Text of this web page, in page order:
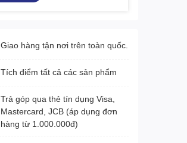
Giao hàng tận nơi trên toàn quốc.
Tích điểm tất cả các sản phẩm
Trả góp qua thẻ tín dụng Visa,
Mastercard, JCB (áp dụng đơn
hàng từ 1.000.000đ)